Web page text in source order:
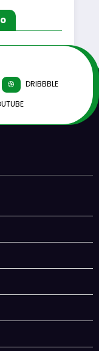
DRIBBBLE